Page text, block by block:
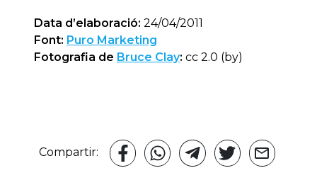
Data d’elaboració: 24/04/2011
Font: Puro Marketing
Fotografia de Bruce Clay: cc 2.0 (by)
Compartir: